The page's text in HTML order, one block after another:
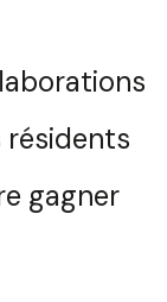
résidents
gagner
nos